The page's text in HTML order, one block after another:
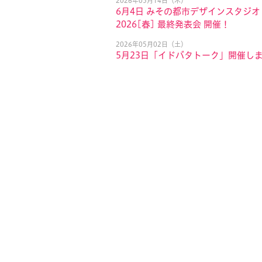
6月4日 みその都市デザインスタジオ
2026[春] 最終発表会 開催！
2026年05月02日（土）
5月23日「イドバタトーク」開催し